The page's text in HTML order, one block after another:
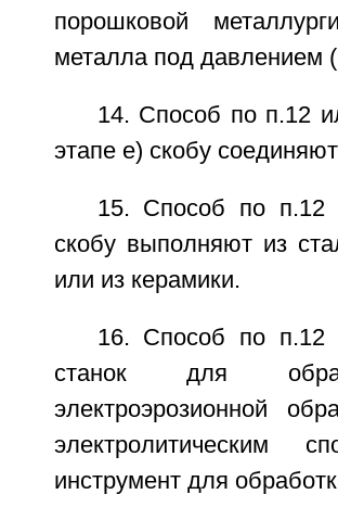
порошковой
металла под давлением
14. Способ по п.12
этапе е) скобу
15. Способ по п.12
скобу выполняют из
или из керамики.
16. Способ по п.12
станок для
электроэрозионной
электролитическим
инструмент для